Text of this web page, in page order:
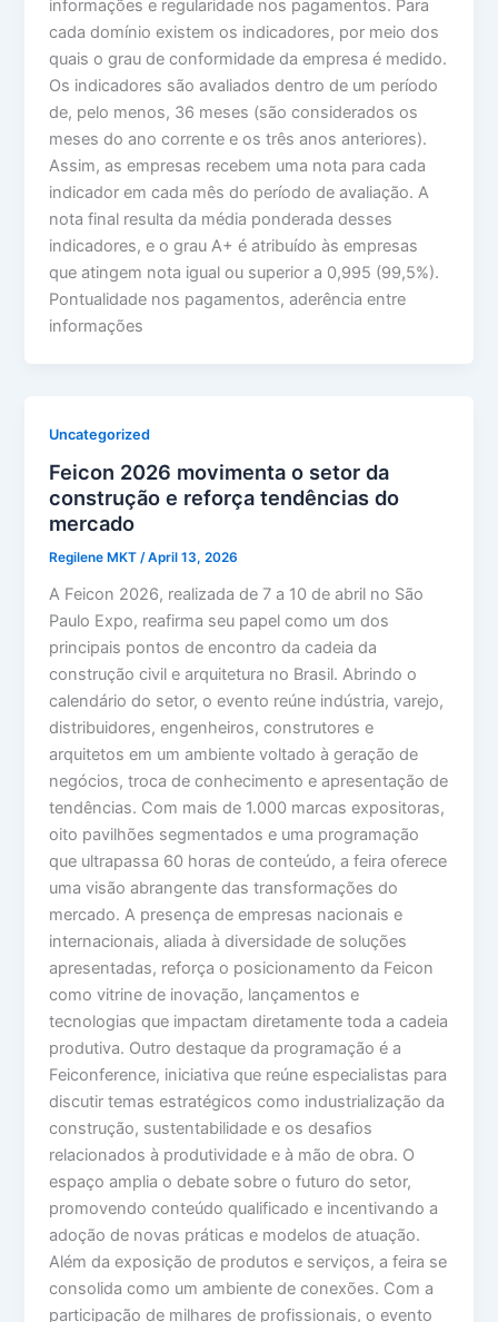
informações e regularidade nos pagamentos. Para
cada domínio existem os indicadores, por meio dos
quais o grau de conformidade da empresa é medido.
Os indicadores são avaliados dentro de um período
de, pelo menos, 36 meses (são considerados os
meses do ano corrente e os três anos anteriores).
Assim, as empresas recebem uma nota para cada
indicador em cada mês do período de avaliação. A
nota final resulta da média ponderada desses
indicadores, e o grau A+ é atribuído às empresas
que atingem nota igual ou superior a 0,995 (99,5%).
Pontualidade nos pagamentos, aderência entre
informações
Uncategorized
Feicon 2026 movimenta o setor da
construção e reforça tendências do
mercado
Regilene MKT/April 13, 2026
A Feicon 2026, realizada de 7 a 10 de abril no São
Paulo Expo, reafirma seu papel como um dos
principais pontos de encontro da cadeia da
construção civil e arquitetura no Brasil. Abrindo o
calendário do setor, o evento reúne indústria, varejo,
distribuidores, engenheiros, construtores e
arquitetos em um ambiente voltado à geração de
negócios, troca de conhecimento e apresentação de
tendências. Com mais de 1.000 marcas expositoras,
oito pavilhões segmentados e uma programação
que ultrapassa 60 horas de conteúdo, a feira oferece
uma visão abrangente das transformações do
mercado. A presença de empresas nacionais e
internacionais, aliada à diversidade de soluções
apresentadas, reforça o posicionamento da Feicon
como vitrine de inovação, lançamentos e
tecnologias que impactam diretamente toda a cadeia
produtiva. Outro destaque da programação é a
Feiconference, iniciativa que reúne especialistas para
discutir temas estratégicos como industrialização da
construção, sustentabilidade e os desafios
relacionados à produtividade e à mão de obra. O
espaço amplia o debate sobre o futuro do setor,
promovendo conteúdo qualificado e incentivando a
adoção de novas práticas e modelos de atuação.
Além da exposição de produtos e serviços, a feira se
consolida como um ambiente de conexões. Com a
participação de milhares de profissionais, o evento